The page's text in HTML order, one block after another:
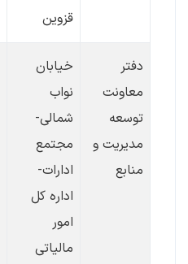
قزوین
دفتر
معاونت
توسعه
مدیریت و
منابع
خیابان
نواب
شمالی-
مجتمع
ادارات-
اداره کل
امور
مالیاتی